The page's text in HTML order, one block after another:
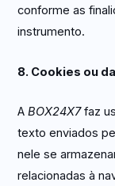
conforme as
instrumento.
8. Cookies ou
ABOX24X7faz
texto enviados
nele se
relacionadas à